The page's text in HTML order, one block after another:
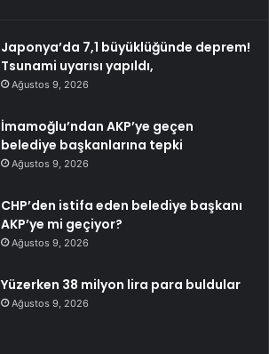
Japonya’da 7,1 büyüklüğünde deprem!
Tsunami uyarısı yapıldı,
Ağustos 9, 2026
İmamoğlu’ndan AKP’ye geçen
belediye başkanlarına tepki
Ağustos 9, 2026
CHP’den istifa eden belediye başkanı
AKP’ye mi geçiyor?
Ağustos 9, 2026
Yüzerken 38 milyon lira para buldular
Ağustos 9, 2026